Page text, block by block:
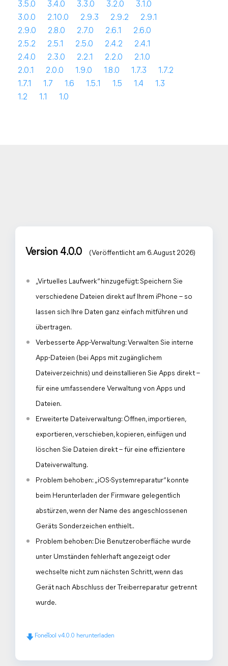
3.5.0
3.4.0 3.3.0 3.2.0
3.1.0
3.0.0
2.10.0 2.9.3 2.9.2
2.9.1
2.9.0
2.8.0 2.7.0 2.6.1
2.6.0
2.5.2
2.5.1 2.5.0 2.4.2
2.4.1
2.4.0
2.3.0 2.2.1 2.2.0
2.1.0
2.0.1
2.0.0 1.9.0 1.8.0 1.7.3
1.7.2
1.7.1
1.7 1.6 1.5.1 1.5 1.4
1.3
1.2
1.1 1.0
Version 4.0.0 (Veröffentlicht am 6. August 2026)
„Virtuelles Laufwerk“ hinzugefügt: Speichern Sie
verschiedene Dateien direkt auf Ihrem iPhone – so
lassen sich Ihre Daten ganz einfach mitführen und
übertragen.
Verbesserte App-Verwaltung: Verwalten Sie interne
App-Dateien (bei Apps mit zugänglichem
Dateiverzeichnis) und deinstallieren Sie Apps direkt –
für eine umfassendere Verwaltung von Apps und
Dateien.
Erweiterte Dateiverwaltung: Öffnen, importieren,
exportieren, verschieben, kopieren, einfügen und
löschen Sie Dateien direkt – für eine effizientere
Dateiverwaltung.
Problem behoben: „iOS-Systemreparatur“ konnte
beim Herunterladen der Firmware gelegentlich
abstürzen, wenn der Name des angeschlossenen
Geräts Sonderzeichen enthielt..
Problem behoben: Die Benutzeroberfläche wurde
unter Umständen fehlerhaft angezeigt oder
wechselte nicht zum nächsten Schritt, wenn das
Gerät nach Abschluss der Treiberreparatur getrennt
wurde.
FoneTool v4.0.0 herunterladen